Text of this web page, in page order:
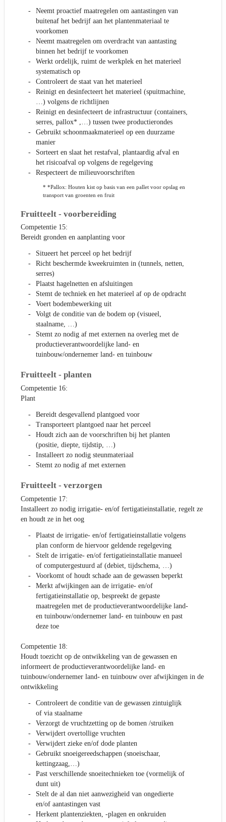
Neemt proactief maatregelen om aantastingen van
buitenaf het bedrijf aan het plantenmateriaal te
voorkomen
Neemt maatregelen om overdracht van aantasting
binnen het bedrijf te voorkomen
Werkt ordelijk, ruimt de werkplek en het materieel
systematisch op
Controleert de staat van het materieel
Reinigt en desinfecteert het materieel (spuitmachine,
…) volgens de richtlijnen
Reinigt en desinfecteert de infrastructuur (containers,
serres, pallox* ,…) tussen twee productierondes
Gebruikt schoonmaakmaterieel op een duurzame
manier
Sorteert en slaat het restafval, plantaardig afval en
het risicoafval op volgens de regelgeving
Respecteert de milieuvoorschriften
* *Pallox: Houten kist op basis van een pallet voor opslag en
transport van groenten en fruit
Fruitteelt - voorbereiding
Competentie 15:
Bereidt gronden en aanplanting voor
Situeert het perceel op het bedrijf
Richt beschermde kweekruimten in (tunnels, netten,
serres)
Plaatst hagelnetten en afsluitingen
Stemt de techniek en het materieel af op de opdracht
Voert bodembewerking uit
Volgt de conditie van de bodem op (visueel,
staalname, …)
Stemt zo nodig af met externen na overleg met de
productieverantwoordelijke land- en
tuinbouw/ondernemer land- en tuinbouw
Fruitteelt - planten
Competentie 16:
Plant
Bereidt desgevallend plantgoed voor
Transporteert plantgoed naar het perceel
Houdt zich aan de voorschriften bij het planten
(positie, diepte, tijdstip, …)
Installeert zo nodig steunmateriaal
Stemt zo nodig af met externen
Fruitteelt - verzorgen
Competentie 17:
Installeert zo nodig irrigatie- en/of fertigatieinstallatie, regelt ze
en houdt ze in het oog
Plaatst de irrigatie- en/of fertigatieinstallatie volgens
plan conform de hiervoor geldende regelgeving
Stelt de irrigatie- en/of fertigatieinstallatie manueel
of computergestuurd af (debiet, tijdschema, …)
Voorkomt of houdt schade aan de gewassen beperkt
Merkt afwijkingen aan de irrigatie- en/of
fertigatieinstallatie op, bespreekt de gepaste
maatregelen met de productieverantwoordelijke land-
en tuinbouw/ondernemer land- en tuinbouw en past
deze toe
Competentie 18:
Houdt toezicht op de ontwikkeling van de gewassen en
informeert de productieverantwoordelijke land- en
tuinbouw/ondernemer land- en tuinbouw over afwijkingen in de
ontwikkeling
Controleert de conditie van de gewassen zintuiglijk
of via staalname
Verzorgt de vruchtzetting op de bomen /struiken
Verwijdert overtollige vruchten
Verwijdert zieke en/of dode planten
Gebruikt snoeigereedschappen (snoeischaar,
kettingzaag,…)
Past verschillende snoeitechnieken toe (vormelijk of
dunt uit)
Stelt de al dan niet aanwezigheid van ongedierte
en/of aantastingen vast
Herkent plantenziekten, -plagen en onkruiden